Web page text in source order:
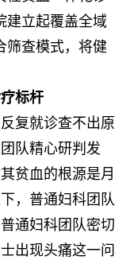
建立起覆盖全域
筛查模式，将健
标杆
复就诊查不出原
队精心研判发
贫血的根源是月
，普通妇科团队
通妇科团队密切
出现头痛这一问